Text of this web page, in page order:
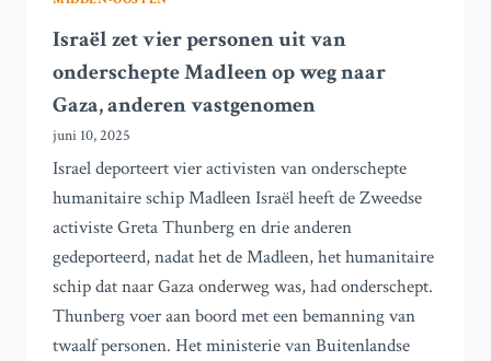
Israël zet vier personen uit van
onderschepte Madleen op weg naar
Gaza, anderen vastgenomen
juni 10, 2025
Israel deporteert vier activisten van onderschepte
humanitaire schip Madleen Israël heeft de Zweedse
activiste Greta Thunberg en drie anderen
gedeporteerd, nadat het de Madleen, het humanitaire
schip dat naar Gaza onderweg was, had onderschept.
Thunberg voer aan boord met een bemanning van
twaalf personen. Het ministerie van Buitenlandse